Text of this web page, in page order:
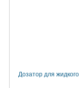
Дозатор для